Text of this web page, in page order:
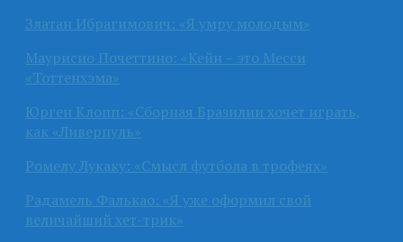
Златан Ибрагимович: «Я умру молодым»
Маурисио Почеттино: «Кейн – это Месси
«Тоттенхэма»
Юрген Клопп: «Сборная Бразилии хочет играть,
как «Ливерпуль»
Ромелу Лукаку: «Смысл футбола в трофеях»
Радамель Фалькао: «Я уже оформил свой
величайший хет-трик»